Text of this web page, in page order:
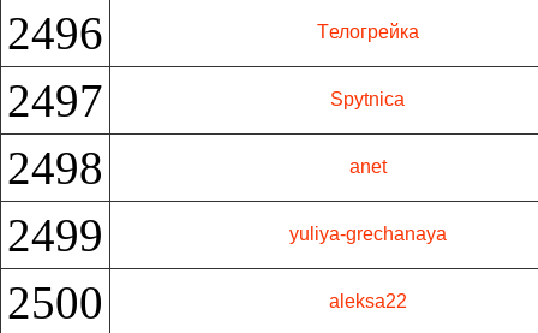
2496 Tелогрейка
2497 Spytnica
2498 anet
2499 yuliya-grechanaya
2500 aleksa22